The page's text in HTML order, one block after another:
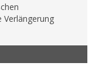
Verlängerung